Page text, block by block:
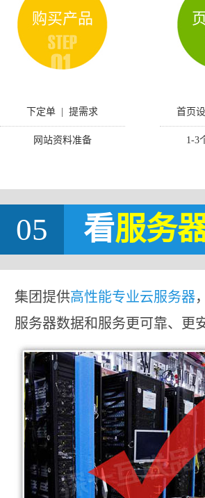
购买产品
下定单 | 提需求
网站资料准备
首页
1-3
05 看服务
集团提供高性能专业云服务器
服务器数据和服务更可靠、更